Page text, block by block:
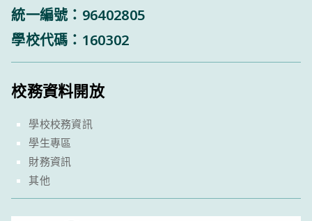
統一編號：96402805
學校代碼：160302
校務資料開放
學校校務資訊
學生專區
財務資訊
其他